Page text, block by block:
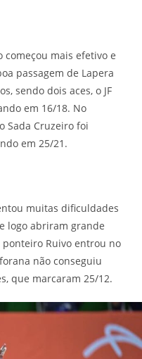
mais efetivo e
passagem de Lapera
sendo dois aces, o JF
em 16/18. No
Sada Cruzeiro foi
em 25/21.
muitas dificuldades
logo abriram grande
ponteiro Ruivo entrou no
não conseguiu
que marcaram 25/12.